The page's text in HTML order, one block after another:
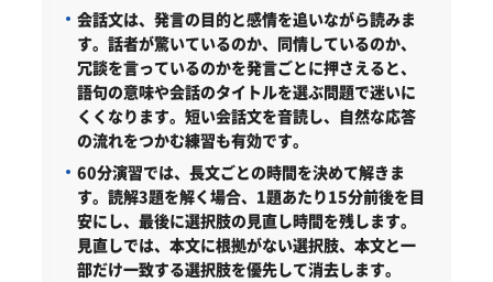
会話文は、発言の目的と感情を追いながら読みま
す。 話者が驚いているのか、同情しているのか、
冗談を言っているのかを発言ごとに押さえると、
語句の意味や会話のタイトルを選ぶ問題で迷いに
くくなります。短い会話文を音読し、自然な応答
の流れをつかむ練習も有効です。
60分演習では、長文ごとの時間を決めて解きま
す。 読解3題を解く場合、1題あたり15分前後を目
安にし、最後に選択肢の見直し時間を残します。
見直しでは、本文に根拠がない選択肢、本文と一
部だけ一致する選択肢を優先して消去します。